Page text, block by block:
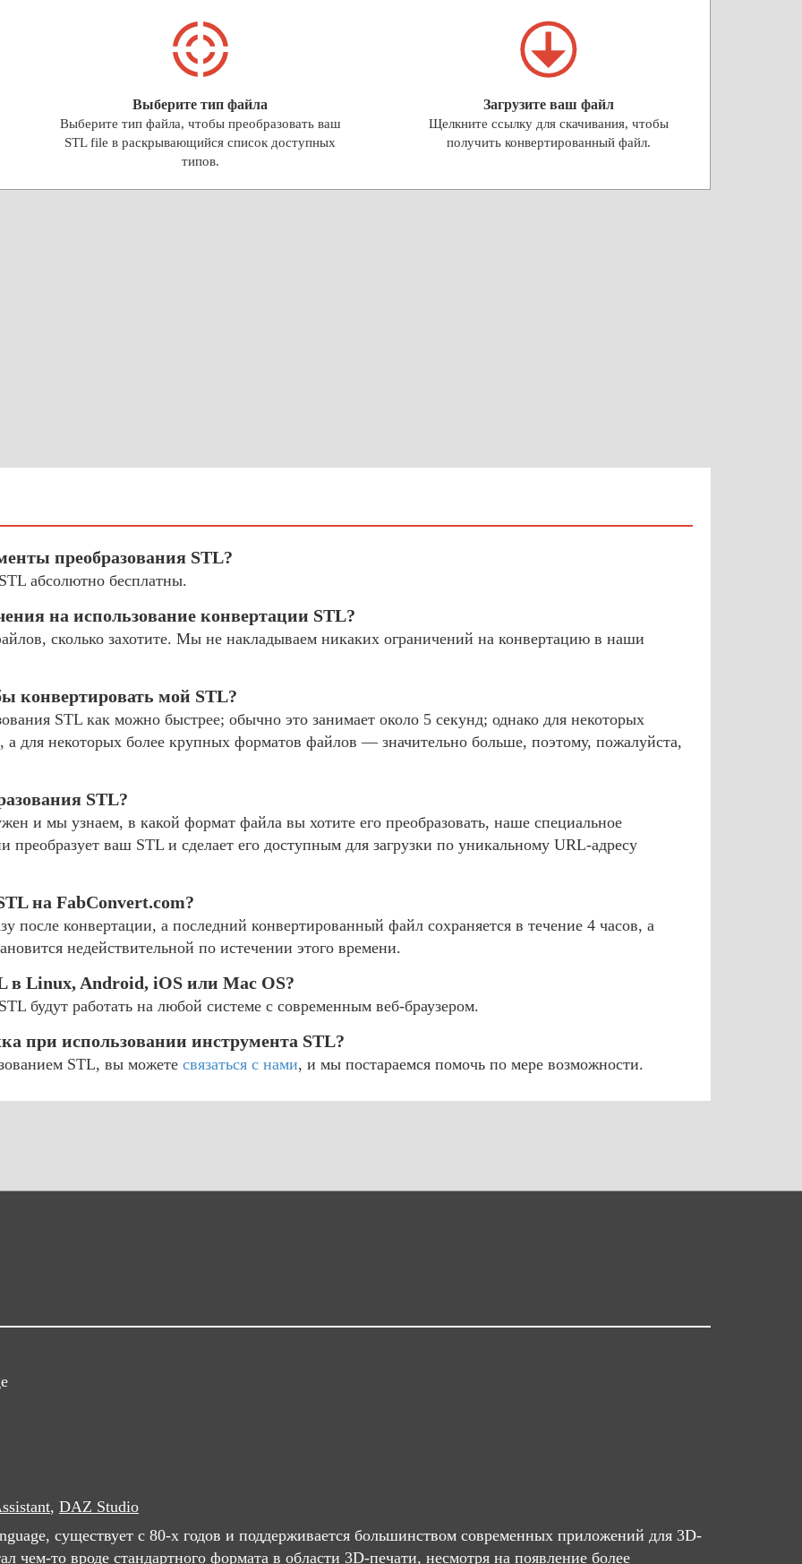
Выберите тип файла
Выберите тип файла, чтобы преобразовать ваш
STL file в раскрывающийся список доступных
типов.
Загрузите ваш файл
Щелкните ссылку для скачивания, чтобы
получить конвертированный файл.
преобразования STL?
абсолютно бесплатны.
на использование конвертации STL?
сколько захотите. Мы не накладываем никаких ограничений на конвертацию в наши
конвертировать мой STL?
STL как можно быстрее; обычно это занимает около 5 секунд; однако для некоторых
а для некоторых более крупных форматов файлов — значительно больше, поэтому, пожалуйста,
STL?
и мы узнаем, в какой формат файла вы хотите его преобразовать, наше специальное
преобразует ваш STL и сделает его доступным для загрузки по уникальному URL-адресу
на FabConvert.com?
после конвертации, а последний конвертированный файл сохраняется в течение 4 часов, а
недействительной по истечении этого времени.
в Linux, Android, iOS или Mac OS?
будут работать на любой системе с современным веб-браузером.
при использовании инструмента STL?
STL, вы можете связаться с нами, и мы постараемся помочь по мере возможности.
, DAZ Studio
существует с 80-х годов и поддерживается большинством современных приложений для 3D-
чем-то вроде стандартного формата в области 3D-печати, несмотря на появление более